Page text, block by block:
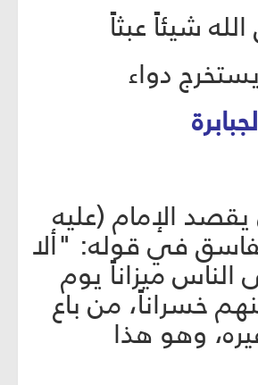
شيئاً عبثاً
دواء
يقصد الإمام (عليه
في قوله: "ألا
الناس ميزاناً يوم
خسراناً، من باع
وهو هذا